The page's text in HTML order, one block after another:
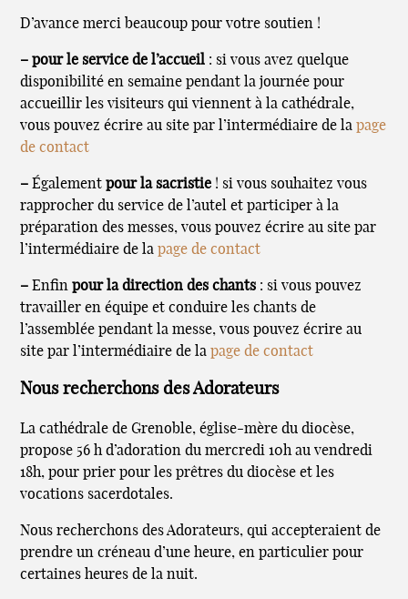
D’avance merci beaucoup pour votre soutien !
– pour le service de l’accueil : si vous avez quelque
disponibilité en semaine pendant la journée pour
accueillir les visiteurs qui viennent à la cathédrale,
vous pouvez écrire au site par l’intermédiaire de lapage
de contact
– Égalementpour la sacristie ! si vous souhaitez vous
rapprocher du service de l’autel et participer à la
préparation des messes, vous pouvez écrire au site par
l’intermédiaire de lapage de contact
– Enfinpour la direction des chants : si vous pouvez
travailler en équipe et conduire les chants de
l’assemblée pendant la messe, vous pouvez écrire au
site par l’intermédiaire de lapage de contact
Nous recherchons des Adorateurs
La cathédrale de Grenoble, église-mère du diocèse,
propose 56 h d’adoration du mercredi 10h au vendredi
18h, pour prier pour les prêtres du diocèse et les
vocations sacerdotales.
Nous recherchons des Adorateurs, qui accepteraient de
prendre un créneau d’une heure, en particulier pour
certaines heures de la nuit.